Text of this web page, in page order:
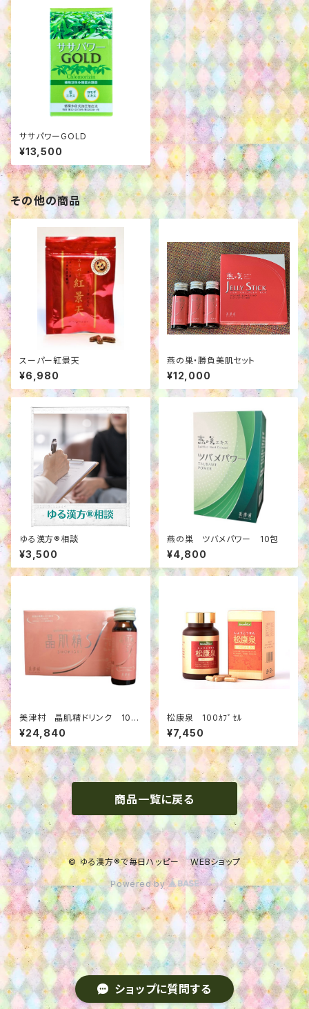
ショップに質問する
ササパワーGOLD
¥13,500
その他の商品
スーパー紅景天
¥6,980
燕の巣・勝負美肌セット
¥12,000
ゆる漢方®相談
¥3,500
燕の巣 ツバメパワー 10包
¥4,800
美津村 晶肌精ドリンク 10本
+1本
¥24,840
松康泉 100ｶﾌﾟｾﾙ
¥7,450
商品一覧に戻る
© ゆる漢方®で毎日ハッピー WEBショップ
Powered by